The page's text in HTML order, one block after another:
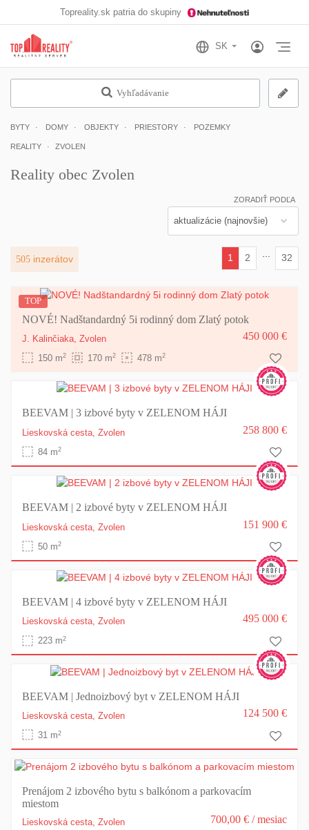
Topreality.sk patria do skupiny
Vyhľadávanie
BYTY DOMY OBJEKTY PRIESTORY POZEMKY
REALITY ZVOLEN
Reality obec Zvolen
ZORADIŤ PODĽA
505 inzerátov
1
2 32
TOP
NOVÉ! Nadštandardný 5i rodinný dom Zlatý potok
J. Kalinčiaka, Zvolen
150 m2 170 m2 478 m2
450 000 €
BEEVAM | 3 izbové byty v ZELENOM HÁJI
Lieskovská cesta, Zvolen
84 m2
258 800 €
BEEVAM | 2 izbové byty v ZELENOM HÁJI
Lieskovská cesta, Zvolen
50 m2
151 900 €
BEEVAM | 4 izbové byty v ZELENOM HÁJI
Lieskovská cesta, Zvolen
223 m2
495 000 €
BEEVAM | Jednoizbový byt v ZELENOM HÁJI
Lieskovská cesta, Zvolen
31 m2
124 500 €
Prenájom 2 izbového bytu s balkónom a parkovacím
miestom
Lieskovská cesta, Zvolen
700,00 € / mesiac